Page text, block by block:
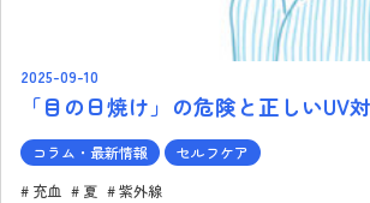
2025-09-10
「目の日焼け」の危険と正しいUV
コラム・最新情報
セルフケア
充血
夏 紫外線